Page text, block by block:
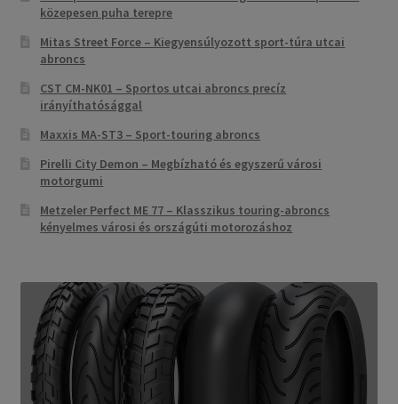
közepesen puha terepre
Mitas Street Force – Kiegyensúlyozott sport-túra utcai
abroncs
CST CM-NK01 – Sportos utcai abroncs precíz
irányíthatósággal
Maxxis MA-ST3 – Sport-touring abroncs
Pirelli City Demon – Megbízható és egyszerű városi
motorgumi
Metzeler Perfect ME 77 – Klasszikus touring-abroncs
kényelmes városi és országúti motorozáshoz